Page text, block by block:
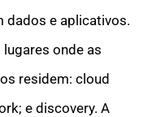
dados e aplicativos.
onde as
residem: cloud
e discovery. A